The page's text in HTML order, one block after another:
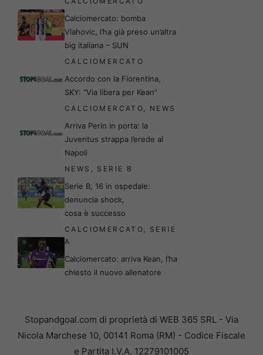
Calciomercato: bomba
Vlahovic, l’ha già preso un’altra
big italiana – SUN
CALCIOMERCATO
Accordo con la Fiorentina,
SKY: “Via libera per Kean”
CALCIOMERCATO, NEWS
Arriva Perin in porta: la
Juventus strappa l’erede al
Napoli
NEWS , SERIE B
Serie B, 16 in ospedale:
denuncia shock,
cosa è successo
CALCIOMERCATO, SERIE
A
Calciomercato: arriva Kean, l’ha
chiesto il nuovo allenatore
Stopandgoal.com di proprietà di WEB 365 SRL - Via
Nicola Marchese 10, 00141 Roma (RM) - Codice Fiscale
e Partita I.V.A. 12279101005